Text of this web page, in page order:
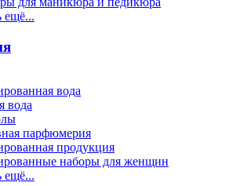
ещё...
вода
вода
парфюмерия
продукция
наборы для женщин
ещё...